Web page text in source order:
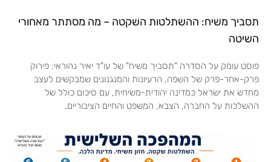
תסביך משיח: ההשתלטות השקטה – מה מסתתר מאחורי
השיטה
פוסט עומק על הסדרה "תסביך משיח" של עו"ד יאיר נהוראי: פירוק
פרק-אחר-פרק של השפה, הרעיונות והמנגנונים שמבקשים לעצב
מחדש את ישראל כמדינה יהודית-משיחית, עם סיכום כולל של
ההשלכות על החברה, הצבא, המשפט והחיים הציבוריים.